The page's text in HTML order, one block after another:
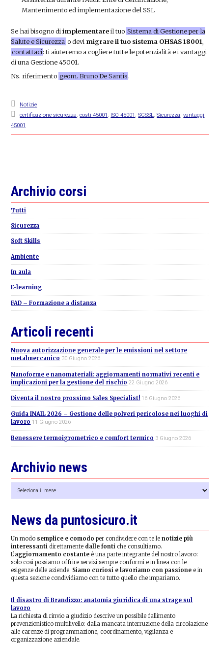
Mantenimento ed implementazione del SSL
Se hai bisogno diimplementareil tuo Sistema di Gestione per la
Salute e Sicurezza o devi migrare il tuo sistema OHSAS 18001
contattaci: ti aiuteremo a cogliere tutte le potenzialità e i vantaggi
di una Gestione 45001.
Ns. riferimento geom. Bruno De Santis.
Notizie
certificazione sicurezza,costi 45001 , ISO 45001 ,SGSSL,Sicurezza,vantaggi
45001
Primary
Sidebar
Archivio corsi
Tutti
Sicurezza
Soft Skills
Ambiente
In aula
E-learning
FAD – Formazione a distanza
Articoli recenti
Nuova autorizzazione generale per le emissioni nel settore
metalmeccanico 30 Giugno 2026
Nanoforme e nanomateriali: aggiornamenti normativi recenti e
implicazioni per la gestione del rischio 22 Giugno 2026
Diventa il nostro prossimo Sales Specialist! 16 Giugno 2026
Guida INAIL 2026 – Gestione delle polveri pericolose nei luoghi di
lavoro 11 Giugno 2026
Benessere termoigrometrico e comfort termico 3 Giugno 2026
Archivio news
news
News da puntosicuro.it
Un modo semplice e comodo per condividere con te lenotizie più
interessanti direttamente dalle fonti che consultiamo.
L’aggiornamento costante è una parte integrante del nostro lavoro:
solo così possiamo offrire servizi sempre conformi e in linea con le
esigenze delle aziende. Siamo curiosi e lavoriamo con passione e in
questa sezione condividiamo con te tutto quello che impariamo.
Il disastro di Brandizzo: anatomia giuridica di una strage sul
lavoro
La richiesta di rinvio a giudizio descrive un possibile fallimento
prevenzionistico multilivello: dalla mancata interruzione della circolazione
alle carenze di programmazione, coordinamento, vigilanza e
organizzazione aziendale.